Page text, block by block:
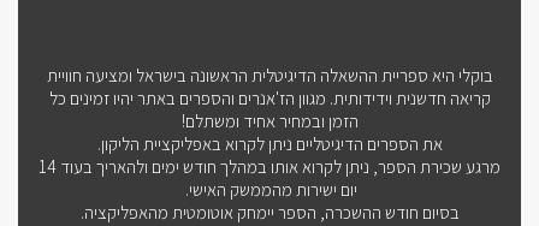
בוקלי היא ספריית ההשאלה הדיגיטלית הראשונה בישראל ומציעה חוויית
קריאה חדשנית וידידותית. מגוון הז'אנרים והספרים באתר יהיו זמינים כל
הזמן ובמחיר אחיד ומשתלם!
את הספרים הדיגיטליים ניתן לקרוא באפליקציית הליקון.
מרגע שכירת הספר, ניתן לקרוא אותו במהלך חודש ימים ולהאריך בעוד 14
יום ישירות מהממשק האישי.
בסיום חודש ההשכרה, הספר יימחק אוטומטית מהאפליקציה.